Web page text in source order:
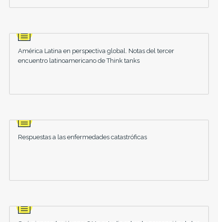
América Latina en perspectiva global. Notas del tercer
encuentro latinoamericano de Think tanks
Respuestas a las enfermedades catastróficas